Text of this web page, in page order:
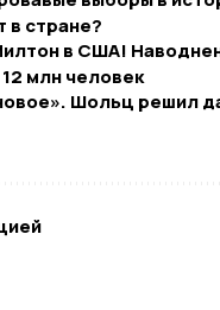
в стране?
в США!
млн человек
Шольц решил